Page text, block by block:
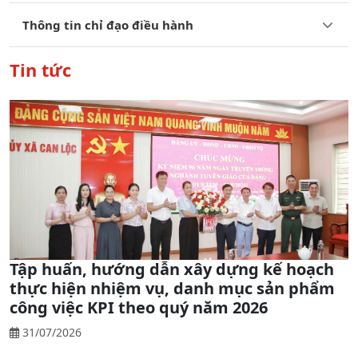
Thông tin chỉ đạo điều hành
Tin tức
Tập huấn, hướng dẫn xây dựng kế hoạch
thực hiện nhiệm vụ, danh mục sản phẩm
công việc KPI theo quý năm 2026
31/07/2026